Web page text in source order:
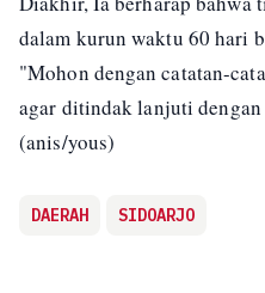
dalam kurun waktu 60 hari
"Mohon dengan catatan-
agar ditindak lanjuti
(anis/yous)
DAERAH SIDOARJO